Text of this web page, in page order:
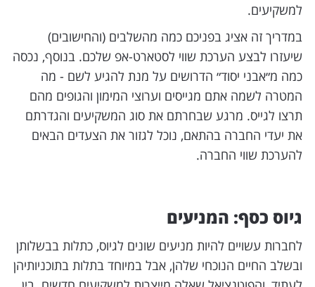
למשקיעים.
במדריך זה אציג בפניכם כמה מהשלבים (והחישובים)
שיעזרו לבצע הערכת שווי לסטארט-אפ שלכם. בנוסף, נכסה
כמה מ״אבני יסוד״ הדרושים על מנת להגיע לשם - מה
המטרה לשמה אתם מגייסים וערוצי המימון והגופים מהם
תרצו לגייס. מרגע שבחרתם את סוג המשקיעים והגדרתם
את יעדי החברה בהתאם, נוכל לגזור את הצעדים הבאים
להערכת שווי החברה.
גיוס כסף: המניעים
לחברות עשויים להיות מניעים שונים לגיוס, כתלות בבשלותן
ובשלב החיים הנוכחי שלהן, אבל במיוחד בתלות בתוכניותיהן